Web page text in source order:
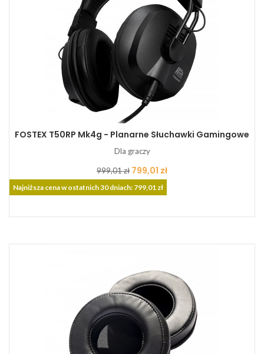
FOSTEX T50RP Mk4g - Planarne Słuchawki Gamingowe
Dla graczy
Cena
podstawowa
999,01 zł Cena
799,01 zł
Najniższa cena w ostatnich 30 dniach: 799,01 zł